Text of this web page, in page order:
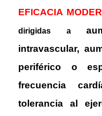
EFICACIA
dirigidas a
intravascular,
periférico o
frecuencia
tolerancia al